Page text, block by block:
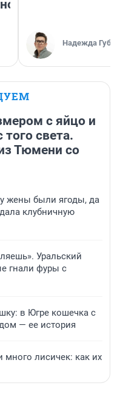
Надежда
с яйцо и
света.
Тюмени со
жены были ягоды, да
клубничную
Уральский
гнали фуры с
в Югре кошечка с
— ее история
много лисичек: как их